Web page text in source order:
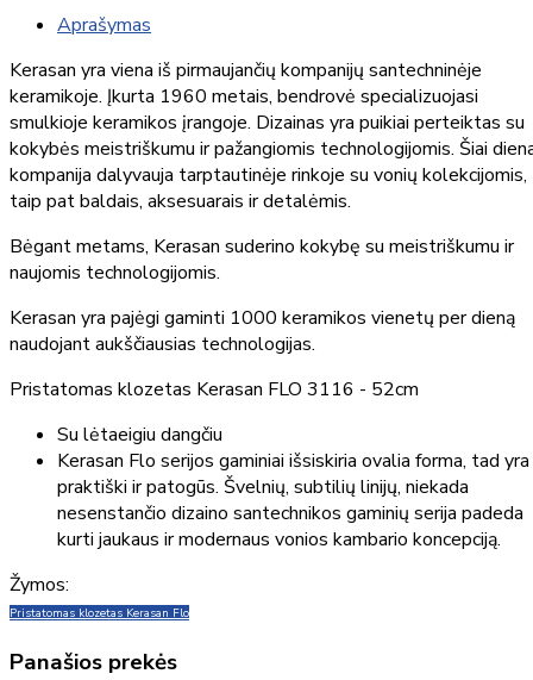
Aprašymas
Kerasan yra viena iš pirmaujančių kompanijų santechninėje
keramikoje. Įkurta 1960 metais, bendrovė specializuojasi
smulkioje keramikos įrangoje. Dizainas yra puikiai perteiktas su
kokybės meistriškumu ir pažangiomis technologijomis. Šiai
kompanija dalyvauja tarptautinėje rinkoje su vonių kolekcijomis,
taip pat baldais, aksesuarais ir detalėmis.
Bėgant metams, Kerasan suderino kokybę su meistriškumu ir
naujomis technologijomis.
Kerasan yra pajėgi gaminti 1000 keramikos vienetų per dieną
naudojant aukščiausias technologijas.
Pristatomas klozetas Kerasan FLO 3116 - 52cm
Su lėtaeigiu dangčiu
Kerasan Flo serijos gaminiai išsiskiria ovalia forma, tad yra
praktiški ir patogūs. Švelnių, subtilių linijų, niekada
nesenstančio dizaino santechnikos gaminių serija padeda
kurti jaukaus ir modernaus vonios kambario koncepciją.
Žymos:
Pristatomas klozetas Kerasan Flo
Panašios prekės